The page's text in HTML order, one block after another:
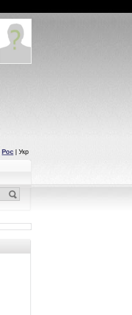
Рос | Укр